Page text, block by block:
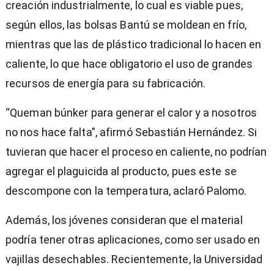
creación industrialmente, lo cual es viable pues,
según ellos, las bolsas Bantú se moldean en frío,
mientras que las de plástico tradicional lo hacen en
caliente, lo que hace obligatorio el uso de grandes
recursos de energía para su fabricación.
“Queman búnker para generar el calor y a nosotros
no nos hace falta”, afirmó Sebastián Hernández. Si
tuvieran que hacer el proceso en caliente, no podrían
agregar el plaguicida al producto, pues este se
descompone con la temperatura, aclaró Palomo.
Además, los jóvenes consideran que el material
podría tener otras aplicaciones, como ser usado en
vajillas desechables. Recientemente, la Universidad